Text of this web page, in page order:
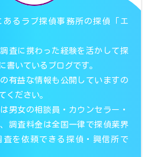
あるラブ探偵事務所の探偵「エ
査に携わった経験を活かして探
書いているブログです。
有益な情報も公開していますの
ください。
男女の相談員・カウンセラー・
調査料金は全国一律で探偵業界
査を依頼できる探偵・興信所で